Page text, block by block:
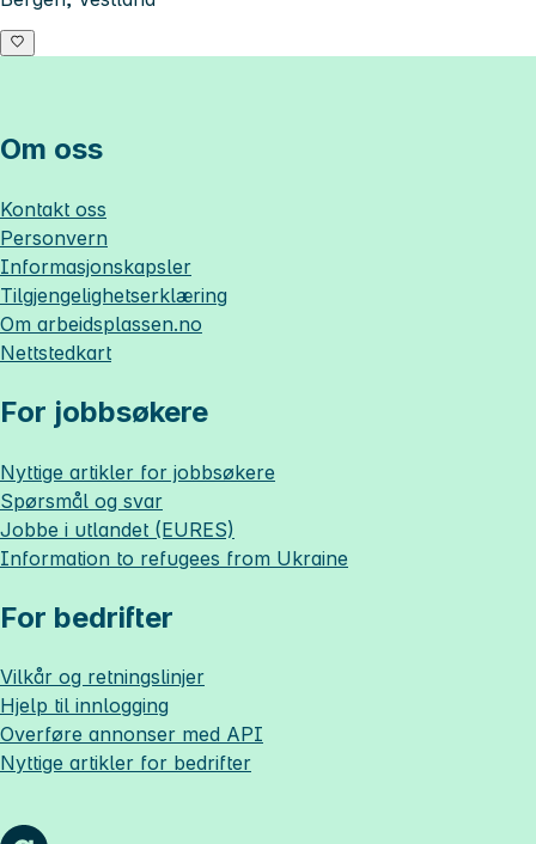
Om oss
Kontakt oss
Personvern
Informasjonskapsler
Tilgjengelighetserklæring
Om arbeidsplassen.no
Nettstedkart
For jobbsøkere
Nyttige artikler for jobbsøkere
Spørsmål og svar
Jobbe i utlandet (EURES)
Information to refugees from Ukraine
For bedrifter
Vilkår og retningslinjer
Hjelp til innlogging
Overføre annonser med API
Nyttige artikler for bedrifter